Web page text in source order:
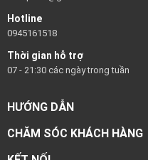
Hotline
0945161518
Thời gian hỗ trợ
07 - 21:30 các ngày trong tuần
HƯỚNG DẪN
CHĂM SÓC KHÁCH HÀNG